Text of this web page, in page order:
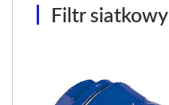
Filtr